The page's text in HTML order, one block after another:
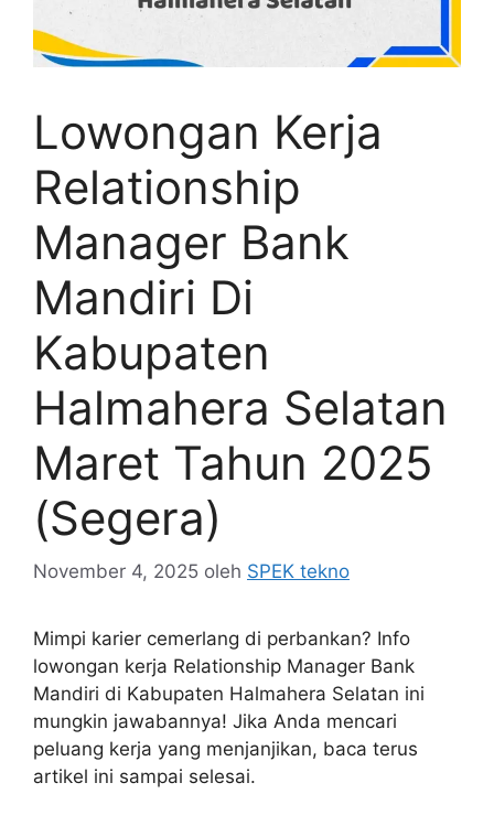
Lowongan Kerja
Relationship
Manager Bank
Mandiri Di
Kabupaten
Halmahera Selatan
Maret Tahun 2025
(Segera)
November 4, 2025 oleh SPEK tekno
Mimpi karier cemerlang di perbankan? Info
lowongan kerja Relationship Manager Bank
Mandiri di Kabupaten Halmahera Selatan ini
mungkin jawabannya! Jika Anda mencari
peluang kerja yang menjanjikan, baca terus
artikel ini sampai selesai.